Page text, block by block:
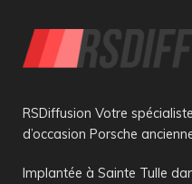
RSDiffusion Votre
d’occasion Porsche
Implantée à Sainte Tulle